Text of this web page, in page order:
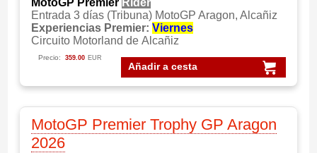
MotoGP Premier Rider
Entrada 3 días (Tribuna) MotoGP Aragon, Alcañiz
Experiencias Premier: Viernes
Circuito Motorland de Alcañiz
Añadir a cesta
Precio: 359.00 EUR
MotoGP Premier Trophy GP Aragon
2026